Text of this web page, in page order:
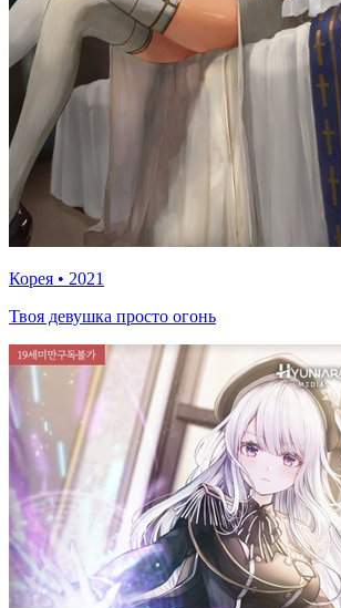
Корея • 2021
Твоя девушка просто огонь